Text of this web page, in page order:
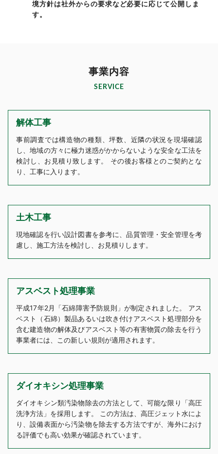
境方針は社外からの要求など必要に応じて公開しま
す。
事業内容
SERVICE
解体工事
事前調査では構造物の種類、坪数、近隣の状況を現場確認
し、地域の方々に極力迷惑がかからないような安全な工法を
検討し、お見積り致します。 その後お客様とのご契約とな
り、工事に入ります。
土木工事
現地確認を行い設計図書を参考に、品質管理・安全管理を考
慮し、施工方法を検討し、お見積りします。
アスベスト処理事業
平成17年2月「石綿障害予防規則」が制定されました。 アス
ベスト（石綿）製品あるいは吹き付けアスベスト処理部分を
含む建造物の解体及びアスベスト等の有害物質の除去を行う
事業者には、この新しい規則が適用されます。
ダイオキシン処理事業
ダイオキシン類汚染物除去の方法として、可能な限り「高圧
洗浄方法」を採用します。 この方法は、高圧ジェット水によ
り、設備表面から汚染物を除去する方法ですが、海外におけ
る評価でも高い効果が確認されています。